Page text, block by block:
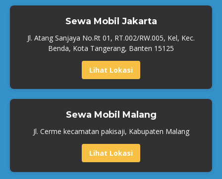
Sewa Mobil Jakarta
Jl. Atang Sanjaya No.Rt 01, RT.002/RW.005, Kel, Kec.
Benda, Kota Tangerang, Banten 15125
Lihat Lokasi
Sewa Mobil Malang
Jl. Cerme kecamatan pakisaji, Kabupaten Malang
Lihat Lokasi